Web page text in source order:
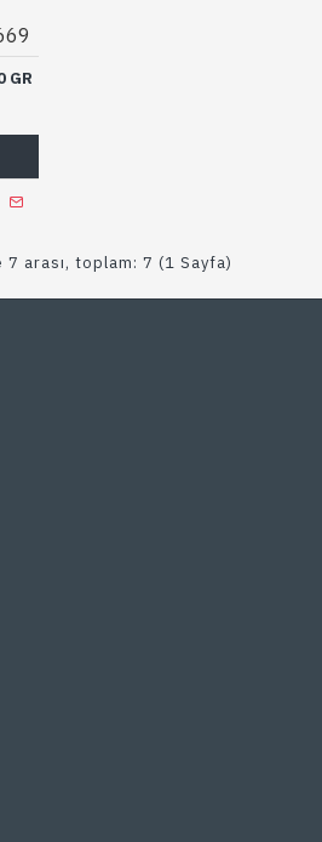
GR
arası, toplam: 7 (1 Sayfa)